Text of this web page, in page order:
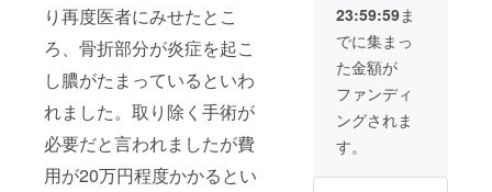
り再度医者にみせたとこ
ろ、骨折部分が炎症を起こ
し膿がたまっているといわ
れました。取り除く手術が
必要だと言われましたが費
用が20万円程度かかるとい
23:59:59ま
でに集まっ
た金額が
ファンディ
ングされま
す。